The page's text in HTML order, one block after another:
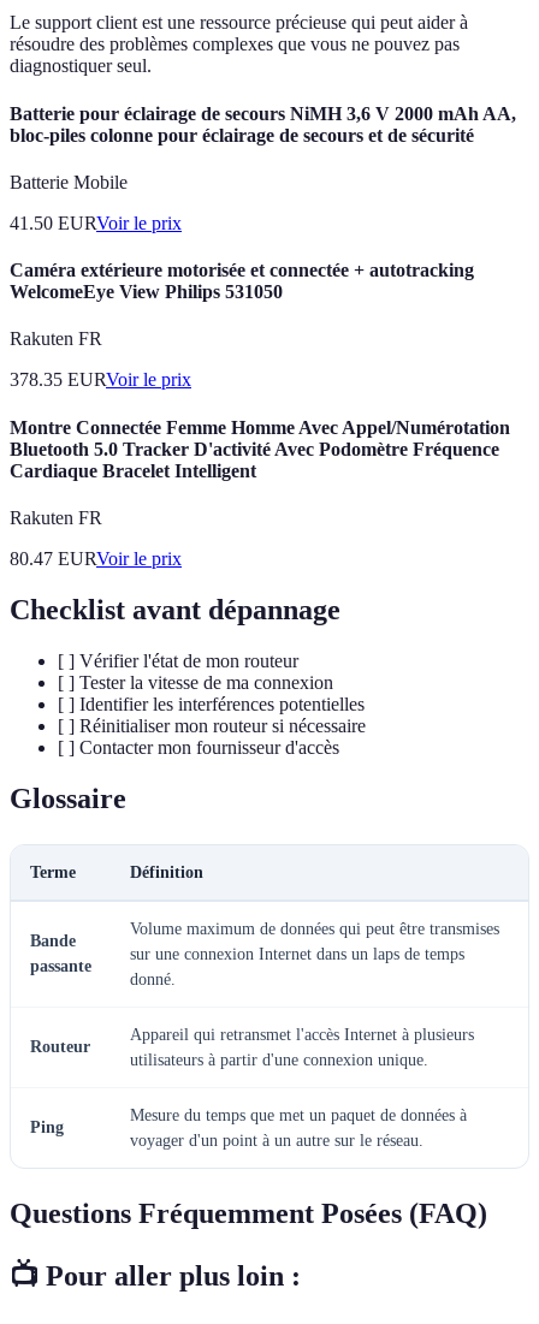
Le support client est une ressource précieuse qui peut aider à
résoudre des problèmes complexes que vous ne pouvez pas
diagnostiquer seul.
Batterie pour éclairage de secours NiMH 3,6 V 2000 mAh AA,
bloc-piles colonne pour éclairage de secours et de sécurité
Batterie Mobile
41.50 EURVoir le prix
Caméra extérieure motorisée et connectée + autotracking
WelcomeEye View Philips 531050
Rakuten FR
378.35 EURVoir le prix
Montre Connectée Femme Homme Avec Appel/Numérotation
Bluetooth 5.0 Tracker D'activité Avec Podomètre Fréquence
Cardiaque Bracelet Intelligent
Rakuten FR
80.47 EURVoir le prix
Checklist avant dépannage
[ ] Vérifier l'état de mon routeur
[ ] Tester la vitesse de ma connexion
[ ] Identifier les interférences potentielles
[ ] Réinitialiser mon routeur si nécessaire
[ ] Contacter mon fournisseur d'accès
Glossaire
Terme Définition
Bande
passante
Volume maximum de données qui peut être transmises
sur une connexion Internet dans un laps de temps
donné.
Routeur
Appareil qui retransmet l'accès Internet à plusieurs
utilisateurs à partir d'une connexion unique.
Ping
Mesure du temps que met un paquet de données à
voyager d'un point à un autre sur le réseau.
Questions Fréquemment Posées (FAQ)
📺 Pour aller plus loin :